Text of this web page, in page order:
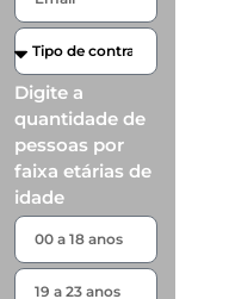
Digite a
quantidade de
pessoas por
faixa etárias de
idade